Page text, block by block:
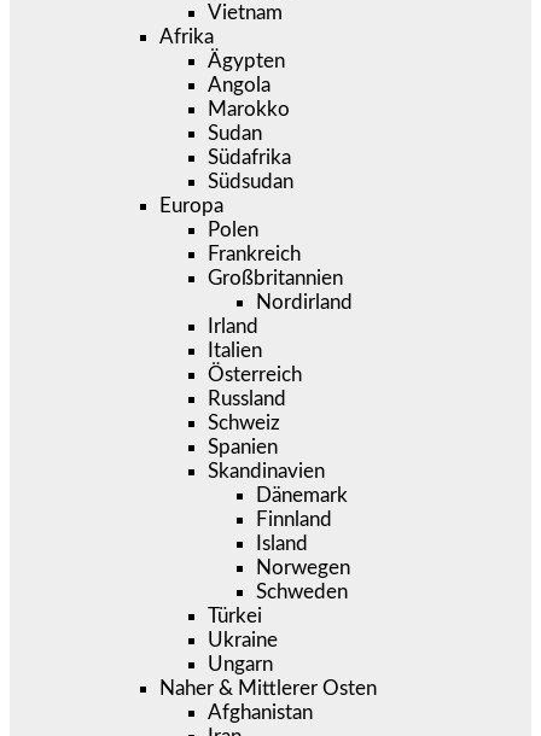
Vietnam
Afrika
Ägypten
Angola
Marokko
Sudan
Südafrika
Südsudan
Europa
Polen
Frankreich
Großbritannien
Nordirland
Irland
Italien
Österreich
Russland
Schweiz
Spanien
Skandinavien
Dänemark
Finnland
Island
Norwegen
Schweden
Türkei
Ukraine
Ungarn
Naher & Mittlerer Osten
Afghanistan